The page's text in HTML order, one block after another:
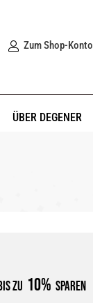
Zum Shop-Konto
ÜBER DEGENER
zu 10% sparen